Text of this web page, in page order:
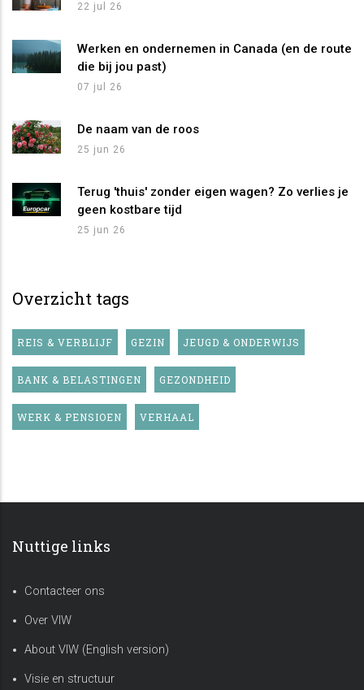
22 jul 26
Werken en ondernemen in Canada (en de route
die bij jou past)
07 jul 26
De naam van de roos
25 jun 26
Terug 'thuis' zonder eigen wagen? Zo verlies je
geen kostbare tijd
25 jun 26
Overzicht tags
REIS & VERBLIJF GEZIN JEUGD & ONDERWIJS
BANK & BELASTINGEN GEZONDHEID
WERK & PENSIOEN VERHAAL
Nuttige links
Contacteer ons
Over VIW
About VIW (English version)
Visie en structuur